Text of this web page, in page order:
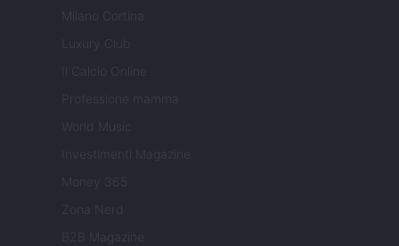
Milano Cortina
Luxury Club
Il Calcio Online
Professione mamma
World Music
Investimenti Magazine
Money 365
Zona Nerd
B2B Magazine